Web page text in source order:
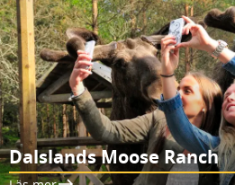
Dalslands Moose Ranch